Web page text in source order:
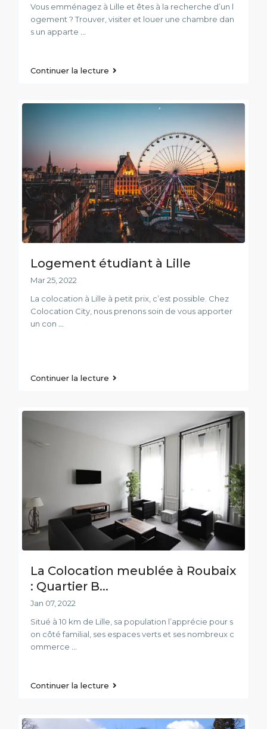
Vous emménagez à Lille et êtes à la recherche d’un l
ogement ? Trouver, visiter et louer une chambre dan
s un apparte
Continuer la lecture
Logement étudiant à Lille
Mar 25, 2022
La colocation à Lille à petit prix, c’est possible. Chez
Colocation City, nous prenons soin de vous apporter
un con
Continuer la lecture
La Colocation meublée à Roubaix
: Quartier B...
Jan 07, 2022
Situé à 10 km de Lille, sa population l’apprécie pour s
on côté familial, ses espaces verts et ses nombreux c
ommerce
Continuer la lecture